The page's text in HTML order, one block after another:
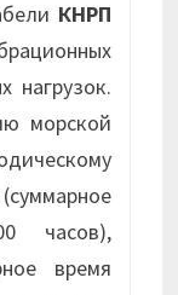
КНРП
нагрузок.
морской
часов),
время